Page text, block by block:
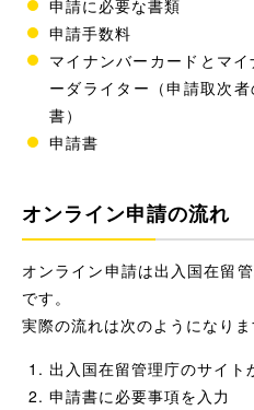
申請に必要な書類
申請手数料
マイナンバーカードとマ
ーダライター（申請取次
書）
申請書
オンライン申請の流れ
オンライン申請は出入国在留
です。
実際の流れは次のようになりま
出入国在留管理庁のサイト
申請書に必要事項を入力